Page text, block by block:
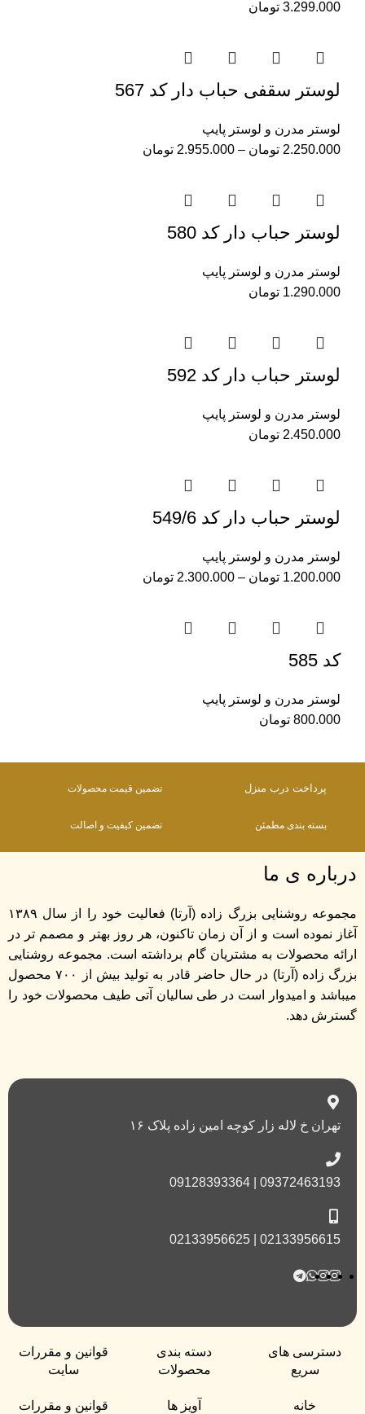
3.299.000 تومان
لوستر سقفی حباب دار کد 567
لوستر مدرن و لوستر پایپ
2.250.000 تومان –
2.955.000 تومان
لوستر حباب دار کد 580
لوستر مدرن و لوستر پایپ
1.290.000 تومان
لوستر حباب دار کد 592
لوستر مدرن و لوستر پایپ
2.450.000 تومان
لوستر حباب دار کد 549/6
لوستر مدرن و لوستر پایپ
1.200.000 تومان –
2.300.000 تومان
کد 585
لوستر مدرن و لوستر پایپ
800.000 تومان
پرداخت درب منزل تضمین قیمت محصولات
بسته بندی مطمئن تضمین کیفیت و اصالت
درباره ی ما
مجموعه روشنایی بزرگ زاده (آرتا) فعالیت خود را از سال ۱۳۸۹
آغاز نموده است و از آن زمان تاکنون، هر روز بهتر و مصمم تر در
ارائه محصولات به مشتریان گام برداشته است. مجموعه روشنایی
بزرگ زاده (آرتا) در حال حاضر قادر به تولید بیش از ۷۰۰ محصول
میباشد و امیدوار است در طی سالیان آتی طیف محصولات خود را
گسترش دهد.
تهران خ لاله زار کوچه امین زاده پلاک ۱۶
09372463193 | 09128393364
02133956615 | 02133956625
دسترسی های
سریع
خانه
دسته بندی
محصولات
آویز ها
قوانین و مقررات
سایت
قوانین و مقررات